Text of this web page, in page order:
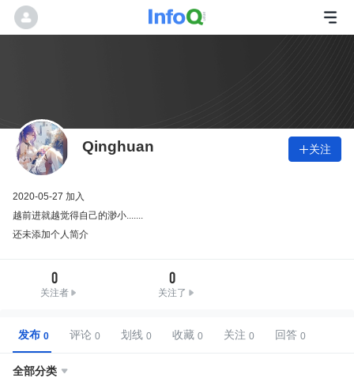
Qinghuan 关注
2020-05-27 加入
越前进就越觉得自己的渺小.......
还未添加个人简介
0
关注者
0
关注了
发布 评论 划线 收藏 关注 回答
全部分类 